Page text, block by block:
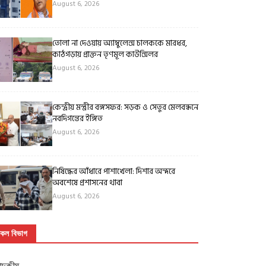
August 6, 2026
তোলা না দেওয়ায় অ্যাম্বুলেন্স চালককে মারধর,
কাঠগড়ায় প্রাক্তন তৃণমূল কাউন্সিলর
August 6, 2026
কেন্দ্রীয় মন্ত্রীর বঙ্গসফর: সড়ক ও সেতুর মেলবন্ধনে
নবদিগন্তের ইঙ্গিত
August 6, 2026
নিষিদ্ধের আঁধারে পাশাখেলা: দিশার অন্দরে
অবশেষে প্রশাসনের থাবা
August 6, 2026
বিভাগ